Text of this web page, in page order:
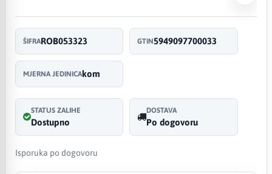
ŠIFRAROB053323 GTIN5949097700033
MJERNA JEDINICAkom
STATUS ZALIHE
Dostupno
DOSTAVA
Po dogovoru
Isporuka po dogovoru